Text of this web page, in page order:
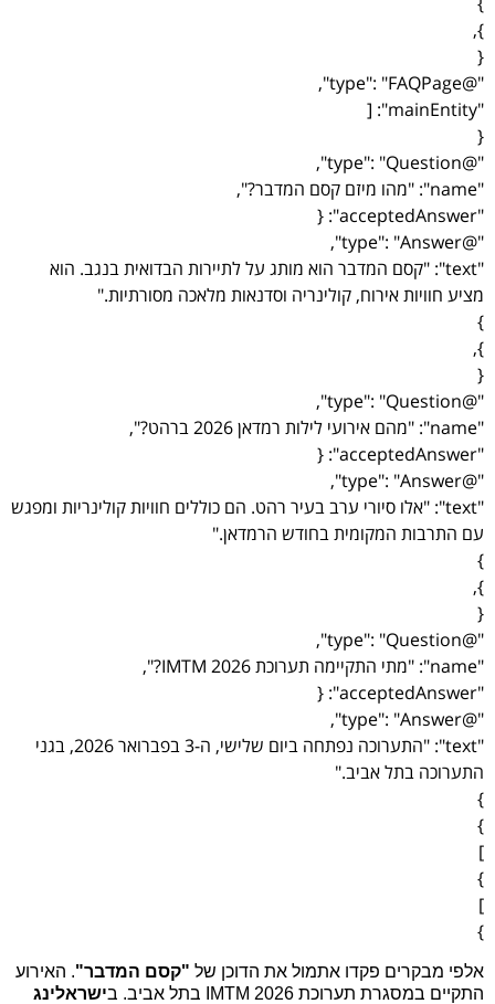
},
{
"@type": "FAQPage",
"mainEntity": [
{
"@type": "Question",
"name": "מהו מיזם קסם המדבר?",
"acceptedAnswer": {
"@type": "Answer",
"text": "קסם המדבר הוא מותג על לתיירות הבדואית בנגב. הוא
מציע חוויות אירוח, קולינריה וסדנאות מלאכה מסורתיות."
}
},
{
"@type": "Question",
"name": "מהם אירועי לילות רמדאן 2026 ברהט?",
"acceptedAnswer": {
"@type": "Answer",
"text": "אלו סיורי ערב בעיר רהט. הם כוללים חוויות קולינריות ומפגש
עם התרבות המקומית בחודש הרמדאן."
}
},
{
"@type": "Question",
"name": "מתי התקיימה תערוכת IMTM 2026?",
"acceptedAnswer": {
"@type": "Answer",
"text": "התערוכה נפתחה ביום שלישי, ה-3 בפברואר 2026, בגני
התערוכה בתל אביב."
}
}
]
}
]
}
אלפי מבקרים פקדו אתמול את הדוכן של "קסם המדבר". האירוע
התקיים במסגרת תערוכת IMTM 2026 בתל אביב. ב
ישראלינג